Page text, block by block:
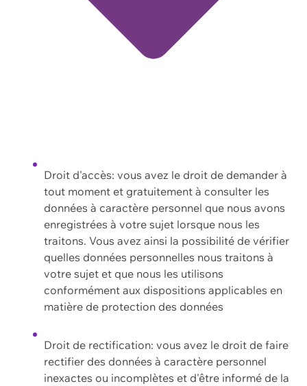
Droit d'accès: vous avez le droit de demander à
tout moment et gratuitement à consulter les
données à caractère personnel que nous avons
enregistrées à votre sujet lorsque nous les
traitons. Vous avez ainsi la possibilité de vérifier
quelles données personnelles nous traitons à
votre sujet et que nous les utilisons
conformément aux dispositions applicables en
matière de protection des données
Droit de rectification: vous avez le droit de faire
rectifier des données à caractère personnel
inexactes ou incomplètes et d'être informé de la